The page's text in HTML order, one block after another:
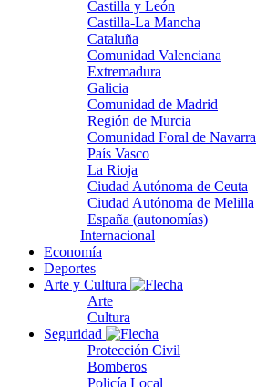
Castilla y León
Castilla-La Mancha
Cataluña
Comunidad Valenciana
Extremadura
Galicia
Comunidad de Madrid
Región de Murcia
Comunidad Foral de Navarra
País Vasco
La Rioja
Ciudad Autónoma de Ceuta
Ciudad Autónoma de Melilla
España (autonomías)
Internacional
Economía
Deportes
Arte y Cultura
Arte
Cultura
Seguridad
Protección Civil
Bomberos
Policía Local